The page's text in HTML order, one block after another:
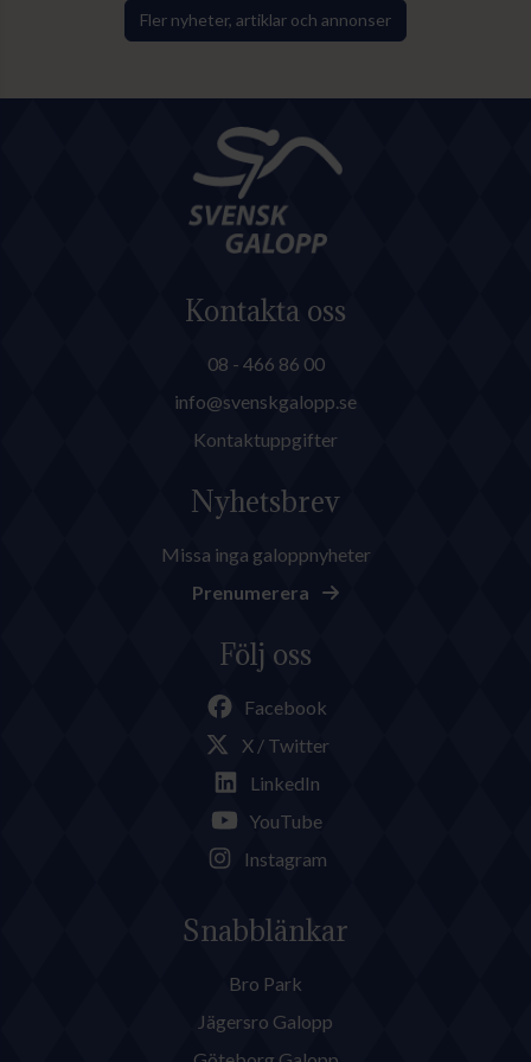
Jägersro. I England arrangeras
Glorious Goodwood. Fredrik
toppsprintern Lamborghini BF
till en Grupp 2-löpning.
Fler nyheter, artiklar och annonser
Kontakta oss
08 - 466 86 00
info@svenskgalopp.se
Kontaktuppgifter
Nyhetsbrev
Missa inga galoppnyheter
Prenumerera
Följ oss
Facebook
X / Twitter
LinkedIn
YouTube
Instagram
Snabblänkar
Bro Park
Jägersro Galopp